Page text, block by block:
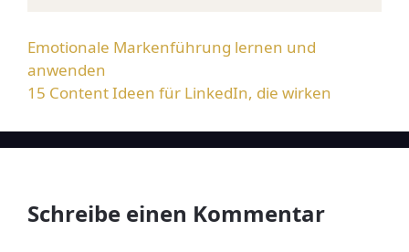
Emotionale Markenführung lernen und
anwenden
15 Content Ideen für LinkedIn, die wirken
Schreibe einen Kommentar